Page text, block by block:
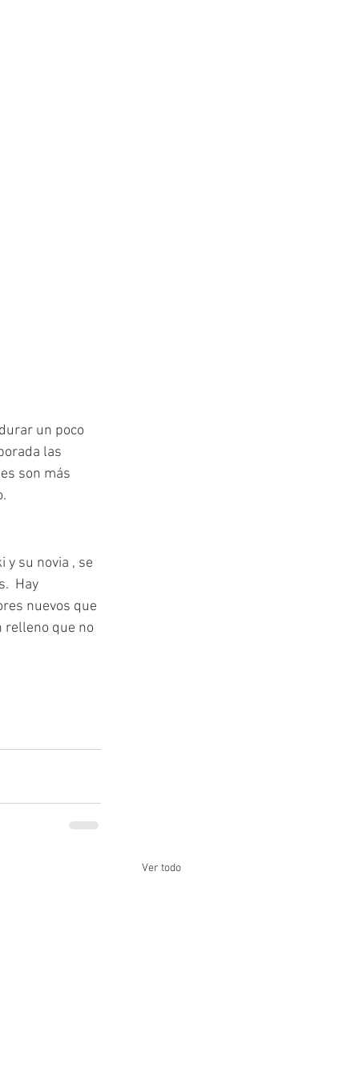
un poco
las
son más
y su novia , se
Hay
nuevos que
relleno que no
Ver todo